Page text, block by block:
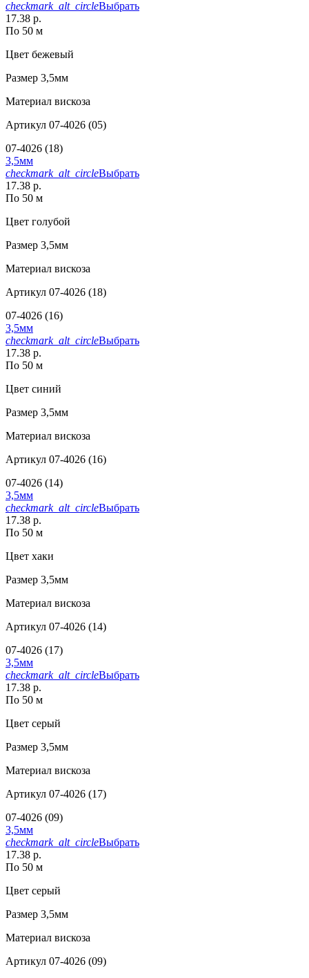
checkmark_alt_circleВыбрать
17.38 р.
По 50 м
Цвет бежевый
Размер 3,5мм
Материал вискоза
Артикул 07-4026 (05)
07-4026 (18)
3,5мм
checkmark_alt_circleВыбрать
17.38 р.
По 50 м
Цвет голубой
Размер 3,5мм
Материал вискоза
Артикул 07-4026 (18)
07-4026 (16)
3,5мм
checkmark_alt_circleВыбрать
17.38 р.
По 50 м
Цвет синий
Размер 3,5мм
Материал вискоза
Артикул 07-4026 (16)
07-4026 (14)
3,5мм
checkmark_alt_circleВыбрать
17.38 р.
По 50 м
Цвет хаки
Размер 3,5мм
Материал вискоза
Артикул 07-4026 (14)
07-4026 (17)
3,5мм
checkmark_alt_circleВыбрать
17.38 р.
По 50 м
Цвет серый
Размер 3,5мм
Материал вискоза
Артикул 07-4026 (17)
07-4026 (09)
3,5мм
checkmark_alt_circleВыбрать
17.38 р.
По 50 м
Цвет серый
Размер 3,5мм
Материал вискоза
Артикул 07-4026 (09)